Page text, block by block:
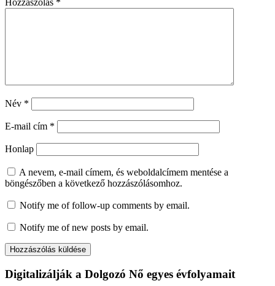
Név *
E-mail cím *
Honlap
A nevem, e-mail címem, és weboldalcímem mentése a
böngészőben a következő hozzászólásomhoz.
Notify me of follow-up comments by email.
Notify me of new posts by email.
Digitalizálják a Dolgozó Nő egyes évfolyamait